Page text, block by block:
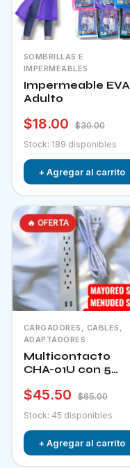
SOMBRILLAS E
IMPERMEABLES
Impermeable EVA
Adulto
$18.00
$30.00
Stock: 189 disponibles
+ Agregar al carrito
🔥 OFERTA
CARGADORES, CABLES,
ADAPTADORES
Multicontacto
CHA-01U con 5
puertos usb e
$45.50
$65.00
Stock: 45 disponibles
+ Agregar al carrito